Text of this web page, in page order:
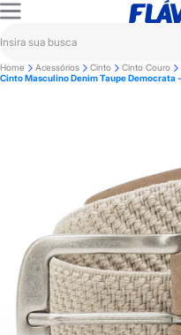
Home Acessórios Cinto
Cinto Couro
Cinto Masculino Denim Taupe Democrata